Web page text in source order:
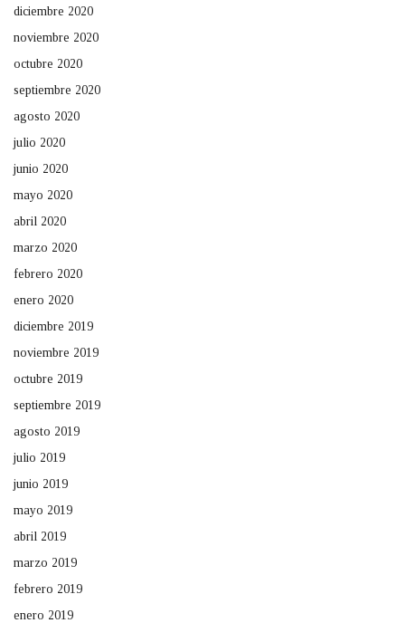
diciembre 2020
noviembre 2020
octubre 2020
septiembre 2020
agosto 2020
julio 2020
junio 2020
mayo 2020
abril 2020
marzo 2020
febrero 2020
enero 2020
diciembre 2019
noviembre 2019
octubre 2019
septiembre 2019
agosto 2019
julio 2019
junio 2019
mayo 2019
abril 2019
marzo 2019
febrero 2019
enero 2019